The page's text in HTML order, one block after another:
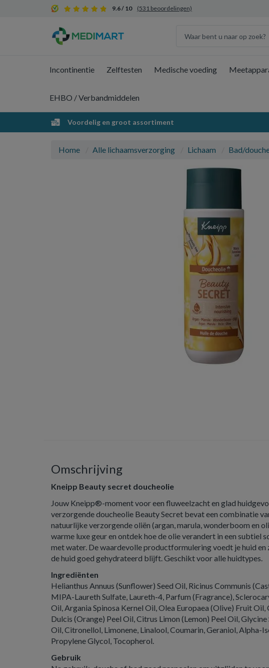
9.6 / 10 (531 beoordelingen)
Incontinentie Zelftesten Medische voeding
EHBO / Verbandmiddelen
Voordelig en groot assortiment
Home Alle lichaamsverzorging Lichaam Bad/
Omschrijving
Kneipp Beauty secret doucheolie
Jouw Kneipp®-moment voor een fluweelzacht en glad
verzorgende doucheolie Beauty Secret bevat een combinatie
natuurlijke verzorgende oliën (argan, marula, wonderboom en
warme luxe geur en ontdek hoe de olie verandert in een subtiel
met water. De waardevolle productformulering voedt je huid
de huid goed gehydrateerd blijft. Geschikt voor alle huidtypes.
Ingrediënten
Helianthus Annuus (Sunflower) Seed Oil, Ricinus Communis
MIPA-Laureth Sulfate, Laureth-4, Parfum (Fragrance),
Oil, Argania Spinosa Kernel Oil, Olea Europaea (Olive) Fruit
Dulcis (Orange) Peel Oil, Citrus Limon (Lemon) Peel Oil, Glycine
Oil, Citronellol, Limonene, Linalool, Coumarin, Geraniol, Alpha-
Propylene Glycol, Tocopherol.
Gebruik